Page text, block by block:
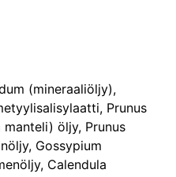
(mineraaliöljy),
Prunus
öljy, Prunus
Gossypium
Calendula